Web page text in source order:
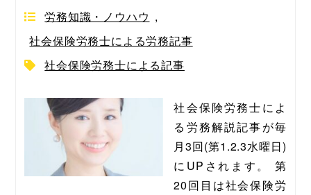
労務知識・ノウハウ ,
社会保険労務士による労務記事
社会保険労務士による記事
社会保険労務士によ
る労務解説記事が毎
月3回(第1.2.3水曜日)
にUPされます。 第
20回目は社会保険労